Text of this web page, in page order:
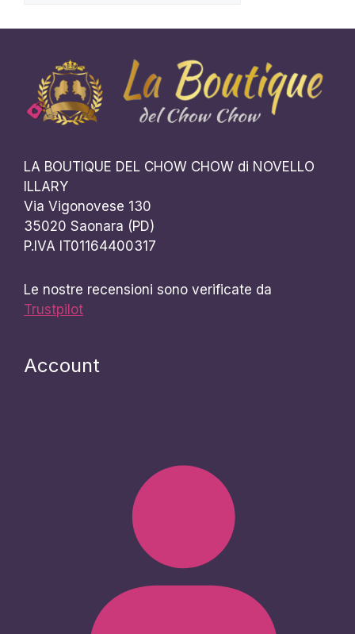
LA BOUTIQUE DEL CHOW CHOW di NOVELLO
ILLARY
Via Vigonovese 130
35020 Saonara (PD)
P.IVA IT01164400317
Le nostre recensioni sono verificate da
Trustpilot
Account